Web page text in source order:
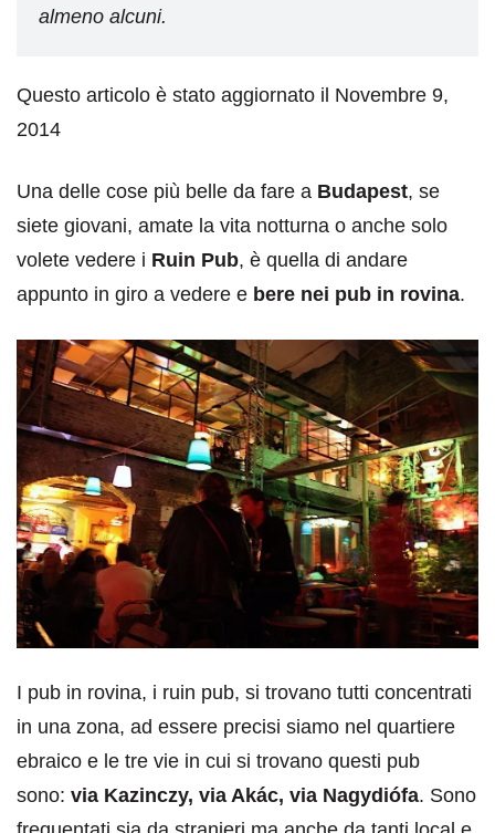
almeno alcuni.
Questo articolo è stato aggiornato il Novembre 9,
2014
Una delle cose più belle da fare a Budapest, se
siete giovani, amate la vita notturna o anche solo
volete vedere i Ruin Pub, è quella di andare
appunto in giro a vedere e bere nei pub in rovina.
I pub in rovina, i ruin pub, si trovano tutti concentrati
in una zona, ad essere precisi siamo nel quartiere
ebraico e le tre vie in cui si trovano questi pub
sono: via Kazinczy, via Akác, via Nagydiófa. Sono